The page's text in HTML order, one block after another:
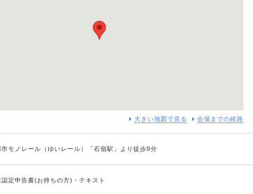
大きい地図で見る 会場までの経路
市モノレール（ゆいレール）「石嶺駅」より徒歩9分
定申告書(お持ちの方)・テキスト